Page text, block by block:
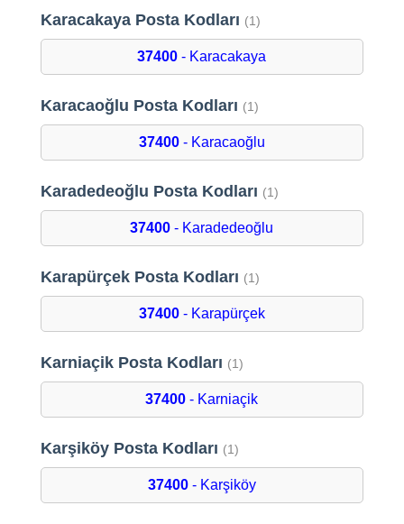
Karacakaya Posta Kodları (1)
37400 - Karacakaya
Karacaoğlu Posta Kodları (1)
37400- Karacaoğlu
Karadedeoğlu Posta Kodları (1)
37400 - Karadedeoğlu
Karapürçek Posta Kodları (1)
37400- Karapürçek
Karniaçik Posta Kodları (1)
37400 - Karniaçik
Karşiköy Posta Kodları (1)
37400- Karşiköy